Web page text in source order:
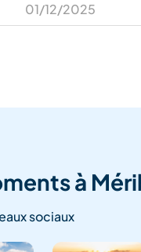
01/12/2025
à
sociaux